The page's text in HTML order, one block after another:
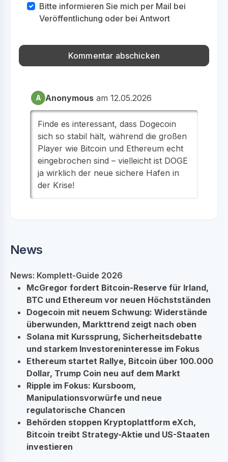
Bitte informieren Sie mich per Mail bei
Veröffentlichung oder bei Antwort
A Anonymous am 12.05.2026
Finde es interessant, dass Dogecoin
sich so stabil hält, während die großen
Player wie Bitcoin und Ethereum echt
eingebrochen sind – vielleicht ist DOGE
ja wirklich der neue sichere Hafen in
der Krise!
News
News: Komplett-Guide 2026
McGregor fordert Bitcoin-Reserve für Irland,
BTC und Ethereum vor neuen Höchstständen
Dogecoin mit neuem Schwung: Widerstände
überwunden, Markttrend zeigt nach oben
Solana mit Kurssprung, Sicherheitsdebatte
und starkem Investoreninteresse im Fokus
Ethereum startet Rallye, Bitcoin über 100.000
Dollar, Trump Coin neu auf dem Markt
Ripple im Fokus: Kursboom,
Manipulationsvorwürfe und neue
regulatorische Chancen
Behörden stoppen Kryptoplattform eXch,
Bitcoin treibt Strategy-Aktie und US-Staaten
investieren